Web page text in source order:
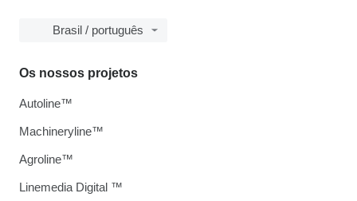
Brasil / português
Os nossos projetos
Autoline™
Machineryline™
Agroline™
Linemedia Digital ™